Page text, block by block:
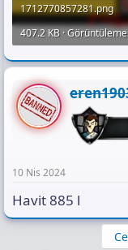
1712770857281.png
407.2 KB ·
10 Nis 2024
Havit 885 l